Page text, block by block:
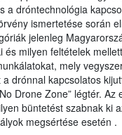
a dróntechnológia
ismertetése során
jelenleg
és milyen feltételek
mely
drónnal kapcsolatos
Drone Zone” légtér. Az
büntetést szabnak ki
megsértése esetén .